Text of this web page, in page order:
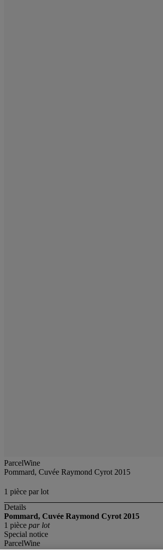
ParcelWine
Pommard, Cuvée Raymond Cyrot 2015
1 pièce par lot
Details
Pommard, Cuvée Raymond Cyrot 2015
1 pièce par lot
Special notice
ParcelWine